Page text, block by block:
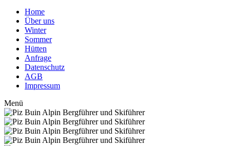
Home
Über uns
Winter
Sommer
Hütten
Anfrage
Datenschutz
AGB
Impressum
Menü